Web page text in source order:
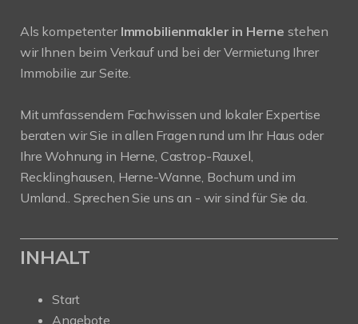
Als kompetenter Immobilienmakler in Herne stehen
wir Ihnen beim Verkauf und bei der Vermietung Ihrer
Immobilie zur Seite.
Mit umfassendem Fachwissen und lokaler Expertise
beraten wir Sie in allen Fragen rund um Ihr Haus oder
Ihre Wohnung in Herne, Castrop-Rauxel,
Recklinghausen, Herne-Wanne, Bochum und im
Umland.. Sprechen Sie uns an - wir sind für Sie da.
INHALT
Start
Angebote